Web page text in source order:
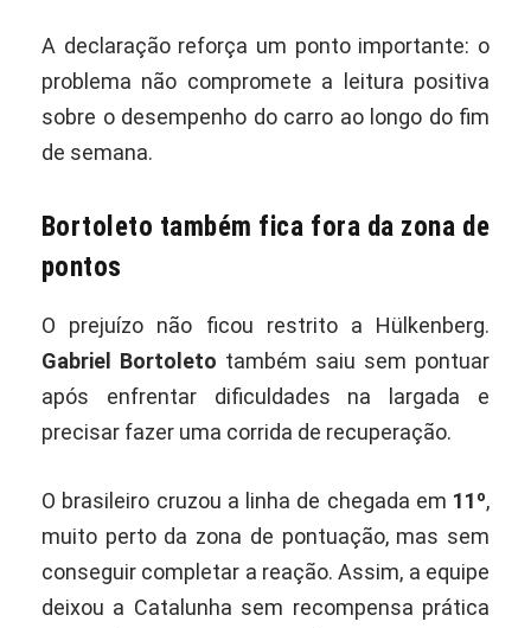
A declaração reforça um ponto importante: o
problema não compromete a leitura positiva
sobre o desempenho do carro ao longo do fim
de semana.
Bortoleto também fica fora da zona de
pontos
O prejuízo não ficou restrito a Hülkenberg.
Gabriel Bortoleto também saiu sem pontuar
após enfrentar dificuldades na largada e
precisar fazer uma corrida de recuperação.
O brasileiro cruzou a linha de chegada em 11º,
muito perto da zona de pontuação, mas sem
conseguir completar a reação. Assim, a equipe
deixou a Catalunha sem recompensa prática